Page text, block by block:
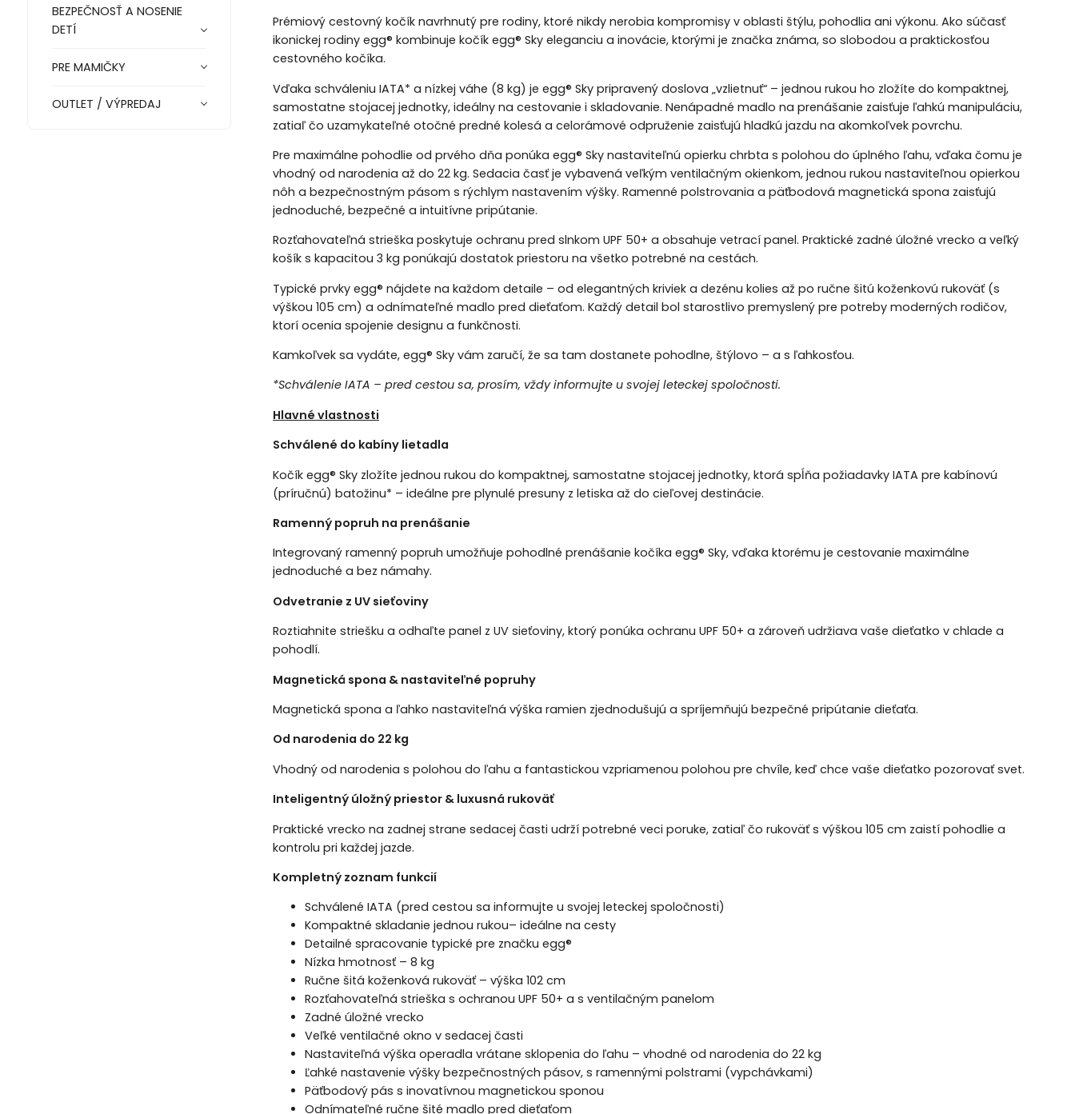
BEZPEČNOSŤ A NOSENIE
DETÍ
PRE MAMIČKY
OUTLET / VÝPREDAJ
Prémiový cestovný kočík navrhnutý pre rodiny, ktoré nikdy nerobia kompromisy v oblasti štýlu, pohodlia ani výkonu. Ako súčasť
ikonickej rodiny egg® kombinuje kočík egg® Sky eleganciu a inovácie, ktorými je značka známa, so slobodou a praktickosťou
cestovného kočíka.
Vďaka schváleniu IATA* a nízkej váhe (8 kg) je egg® Sky pripravený doslova „vzlietnuť“ – jednou rukou ho zložíte do kompaktnej,
samostatne stojacej jednotky, ideálny na cestovanie i skladovanie. Nenápadné madlo na prenášanie zaisťuje ľahkú manipuláciu,
zatiaľ čo uzamykateľné otočné predné kolesá a celorámové odpruženie zaisťujú hladkú jazdu na akomkoľvek povrchu.
Pre maximálne pohodlie od prvého dňa ponúka egg® Sky nastaviteľnú opierku chrbta s polohou do úplného ľahu, vďaka čomu je
vhodný od narodenia až do 22 kg. Sedacia časť je vybavená veľkým ventilačným okienkom, jednou rukou nastaviteľnou opierkou
nôh a bezpečnostným pásom s rýchlym nastavením výšky. Ramenné polstrovania a päťbodová magnetická spona zaisťujú
jednoduché, bezpečné a intuitívne pripútanie.
Rozťahovateľná strieška poskytuje ochranu pred slnkom UPF 50+ a obsahuje vetrací panel. Praktické zadné úložné vrecko a veľký
košík s kapacitou 3 kg ponúkajú dostatok priestoru na všetko potrebné na cestách.
Typické prvky egg® nájdete na každom detaile – od elegantných kriviek a dezénu kolies až po ručne šitú koženkovú rukoväť (s
výškou 105 cm) a odnímateľné madlo pred dieťaťom. Každý detail bol starostlivo premyslený pre potreby moderných rodičov,
ktorí ocenia spojenie designu a funkčnosti.
Kamkoľvek sa vydáte, egg® Sky vám zaručí, že sa tam dostanete pohodlne, štýlovo – a s ľahkosťou.
*Schválenie IATA – pred cestou sa, prosím, vždy informujte u svojej leteckej spoločnosti.
Hlavné vlastnosti
Schválené do kabíny lietadla
Kočík egg® Sky zložíte jednou rukou do kompaktnej, samostatne stojacej jednotky, ktorá spĺňa požiadavky IATA pre kabínovú
(príručnú) batožinu* – ideálne pre plynulé presuny z letiska až do cieľovej destinácie.
Ramenný popruh na prenášanie
Integrovaný ramenný popruh umožňuje pohodlné prenášanie kočíka egg® Sky, vďaka ktorému je cestovanie maximálne
jednoduché a bez námahy.
Odvetranie z UV sieťoviny
Roztiahnite striešku a odhaľte panel z UV sieťoviny, ktorý ponúka ochranu UPF 50+ a zároveň udržiava vaše dieťatko v chlade a
pohodlí.
Magnetická spona & nastaviteľné popruhy
Magnetická spona a ľahko nastaviteľná výška ramien zjednodušujú a spríjemňujú bezpečné pripútanie dieťaťa.
Od narodenia do 22 kg
Vhodný od narodenia s polohou do ľahu a fantastickou vzpriamenou polohou pre chvíle, keď chce vaše dieťatko pozorovať svet.
Inteligentný úložný priestor & luxusná rukoväť
Praktické vrecko na zadnej strane sedacej časti udrží potrebné veci poruke, zatiaľ čo rukoväť s výškou 105 cm zaistí pohodlie a
kontrolu pri každej jazde.
Kompletný zoznam funkcií
Schválené IATA (pred cestou sa informujte u svojej leteckej spoločnosti)
Kompaktné skladanie jednou rukou– ideálne na cesty
Detailné spracovanie typické pre značku egg®
Nízka hmotnosť – 8 kg
Ručne šitá koženková rukoväť – výška 102 cm
Rozťahovateľná strieška s ochranou UPF 50+ a s ventilačným panelom
Zadné úložné vrecko
Veľké ventilačné okno v sedacej časti
Nastaviteľná výška operadla vrátane sklopenia do ľahu – vhodné od narodenia do 22 kg
Ľahké nastavenie výšky bezpečnostných pásov, s ramennými polstrami (vypchávkami)
Päťbodový pás s inovatívnou magnetickou sponou
Odnímateľné ručne šité madlo pred dieťaťom